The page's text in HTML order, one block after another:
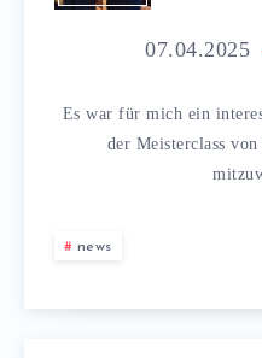
07.04.2025
Es war für mich ein
der Meisterclass
news